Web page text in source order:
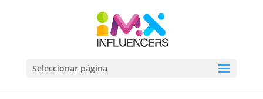
Seleccionar página